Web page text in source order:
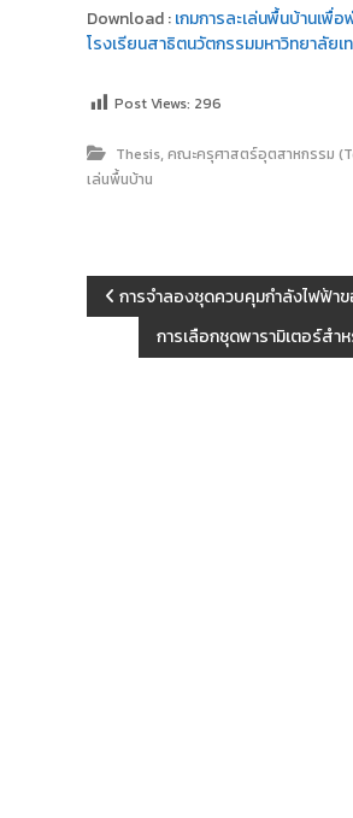
Download :เกมการละเล่นพื้นบ้านเพื่
โรงเรียนสาธิตนวัตกรรมมหาวิทยาลัย
Post Views: 296
Thesis,คณะครุศาสตร์อุตสาหกรรม
เล่นพื้นบ้าน
แ การจำลองชุดควบคุมกำลังไฟฟ้า
การเลือกชุดพารามิเตอร์ส